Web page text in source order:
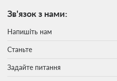
Зв'язок з нами:
Напишіть нам
Станьте
Задайте питання